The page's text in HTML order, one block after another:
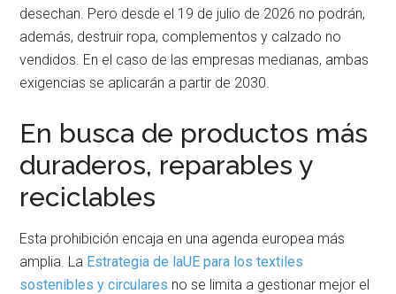
desechan. Pero desde el 19 de julio de 2026 no podrán,
además, destruir ropa, complementos y calzado no
vendidos. En el caso de las empresas medianas, ambas
exigencias se aplicarán a partir de 2030.
En busca de productos más
duraderos, reparables y
reciclables
Esta prohibición encaja en una agenda europea más
amplia. La Estrategia de laUE para los textiles
sostenibles y circulares no se limita a gestionar mejor el